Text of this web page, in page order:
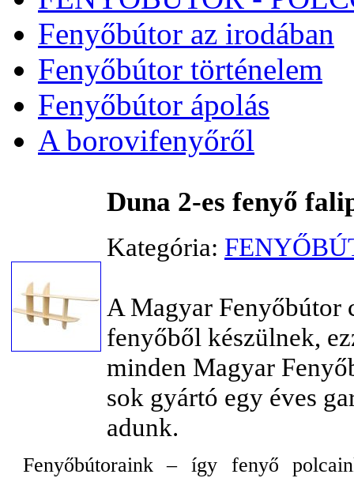
Fenyőbútor az irodában
Fenyőbútor történelem
Fenyőbútor ápolás
A borovifenyőről
Duna 2-es fenyő
Kategória:
A Magyar Fenyőbútor
fenyőből készülnek,
minden Magyar
sok gyártó egy éves
adunk.
Fenyőbútoraink – így fenyő